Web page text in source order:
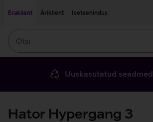
Eraklient
Äriklient Iseteenindus
Uuskasutatud seadmed
Hator Hypergang 3